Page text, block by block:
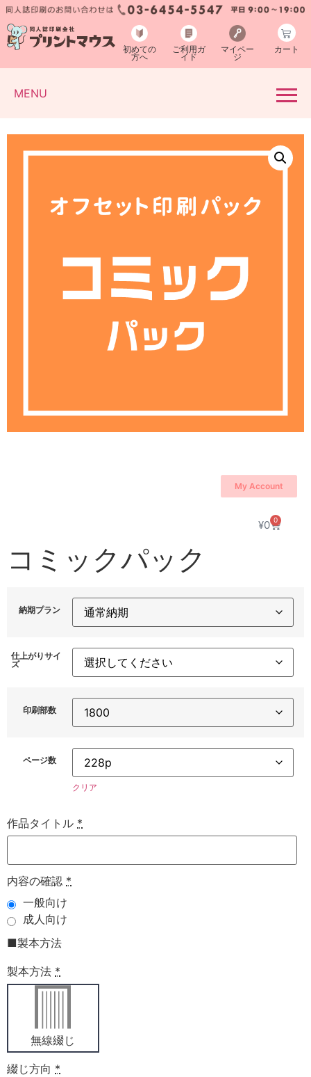
初めての
方へ
ご利用ガ
イド
マイペー
ジ
カート
MENU
My Account
¥0 0
コミックパック
納期プラン
仕上がりサイ
ズ
印刷部数
ページ数
クリア
作品タイトル *
内容の確認 *
一般向け
成人向け
■製本方法
製本方法 *
無線綴じ
綴じ方向 *